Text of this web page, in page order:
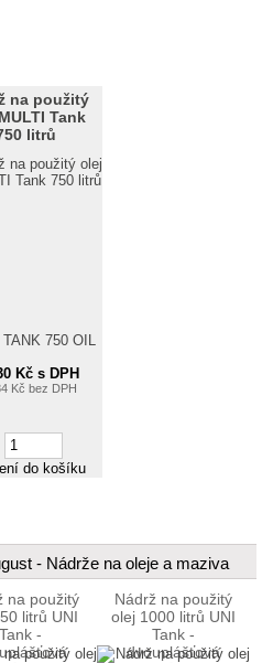
na použitý
Tank
litrů
TANK 750 OIL
Kč s DPH
Kč bez DPH
- Nádrže na oleje a maziva
na použitý
litrů UNI
Tank -
Nádrž na použitý
olej 1000 litrů UNI
Tank -
dvouplášťová